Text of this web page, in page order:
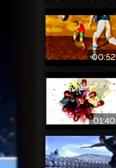
00:52
01:40